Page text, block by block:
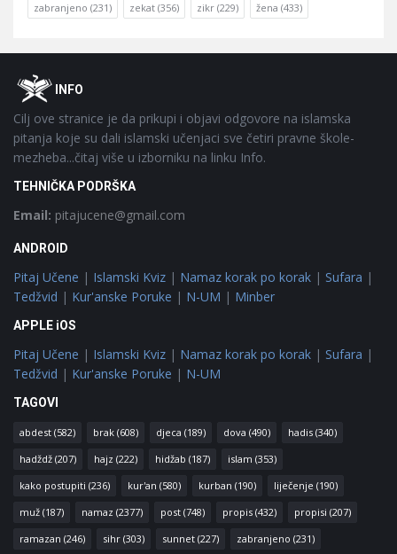
zabranjeno (231) zekat (356) zikr (229) žena (433)
FooterOINFO
Cilj ove stranice je da prikupi i objavi odgovore na islamska
pitanja koje su dali islamski učenjaci sve četiri pravne škole-
mezheba...čitaj više u izborniku na linku Info.
TEHNIČKA PODRŠKA
Email: pitajucene@gmail.com
ANDROID
Pitaj Učene | Islamski Kviz | Namaz korak po korak | Sufara |
Tedžvid | Kur'anske Poruke | N-UM | Minber
APPLE iOS
Pitaj Učene | Islamski Kviz | Namaz korak po korak | Sufara |
Tedžvid | Kur'anske Poruke | N-UM
TAGOVI
abdest (582) brak (608) djeca (189) dova (490) hadis (340)
hadždž (207) hajz (222) hidžab (187) islam (353)
kako postupiti (236) kur'an (580) kurban (190) liječenje (190)
muž (187) namaz (2377) post (748) propis (432) propisi (207)
ramazan (246) sihr (303) sunnet (227) zabranjeno (231)